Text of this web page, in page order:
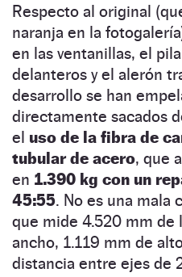
Respecto al original
naranja en la
en las ventanillas, el
delanteros y el alerón
desarrollo se han
directamente sacados
el uso de la fibra de
tubular de acero, que
en 1.390 kg con un
45:55. No es una mala
que mide 4.520 mm de
ancho, 1.119 mm de
distancia entre ejes de